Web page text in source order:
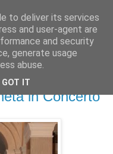
in Concerto
to deliver its services
and user-agent are
and security
generate usage
abuse.
GOT IT